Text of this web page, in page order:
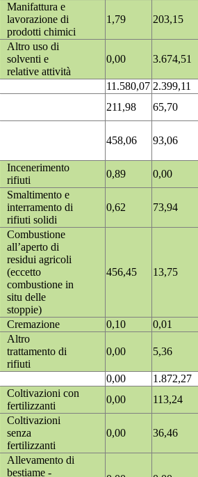
Manifattura e
lavorazione di
prodotti chimici
1,79 203,15
Altro uso di
solventi e
relative attività
0,00 3.674,51
11.580,07 2.399,11
211,98
65,70
458,06 93,06
Incenerimento
rifiuti
0,89
0,00
Smaltimento e
interramento di
rifiuti solidi
0,62 73,94
Combustione
all’aperto di
residui agricoli
(eccetto
combustione in
situ delle
stoppie)
456,45 13,75
Cremazione 0,10
0,01
Altro
trattamento di
rifiuti
0,00 5,36
0,00
1.872,27
Coltivazioni con
fertilizzanti
0,00
113,24
Coltivazioni
senza
fertilizzanti
0,00 36,46
Allevamento di
bestiame -